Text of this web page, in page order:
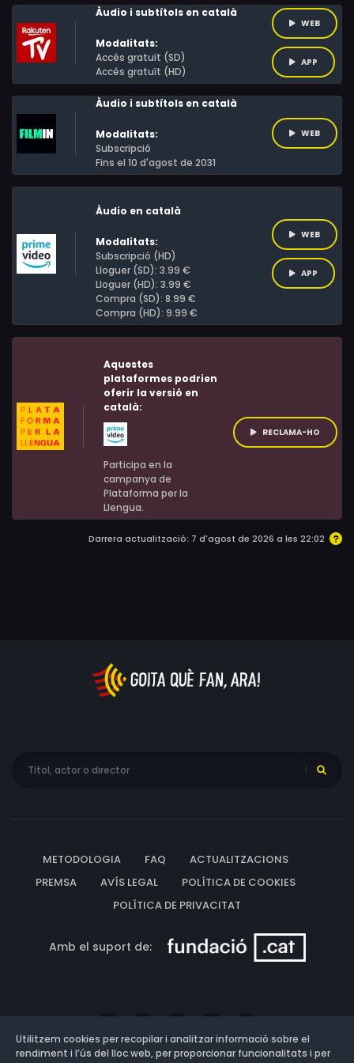
Àudio i subtítols en català
Modalitats:
Accés gratuït (SD)
Accés gratuït (HD)
WEB
APP
Àudio i subtítols en català
Modalitats:
Subscripció
Fins el 10 d'agost de 2031
WEB
Àudio en català
Modalitats:
Subscripció (HD)
Lloguer (SD): 3.99 €
Lloguer (HD): 3.99 €
Compra (SD): 8.99 €
Compra (HD): 9.99 €
WEB
APP
Aquestes
plataformes podrien
oferir la versió en
català:
Participa en la
campanya de
Plataforma per la
Llengua.
RECLAMA-HO
Darrera actualització: 7 d'agost de 2026 a les 22:02
METODOLOGIA FAQ
ACTUALITZACIONS
PREMSA
AVÍS LEGAL
POLÍTICA DE COOKIES
POLÍTICA DE PRIVACITAT
Amb el suport de:
Utilitzem cookies per recopilar i analitzar informació sobre el
rendiment i l’ús del lloc web, per proporcionar funcionalitats i per